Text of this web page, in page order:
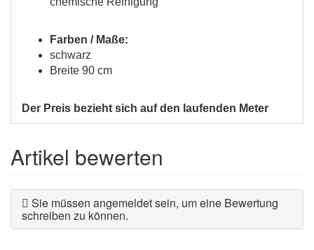
Farben / Maße:
schwarz
Breite 90 cm
Der Preis bezieht sich auf den laufenden Meter
Artikel bewerten
Sie müssen angemeldet sein, um eine Bewertung
schreiben zu können.